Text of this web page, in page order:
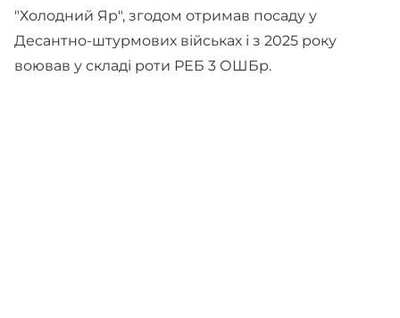
"Холодний Яр", згодом отримав посаду у
Десантно-штурмових військах і з 2025 року
воював у складі роти РЕБ 3 ОШБр.